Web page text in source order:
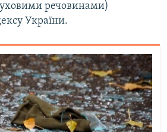
речовинами)
України.